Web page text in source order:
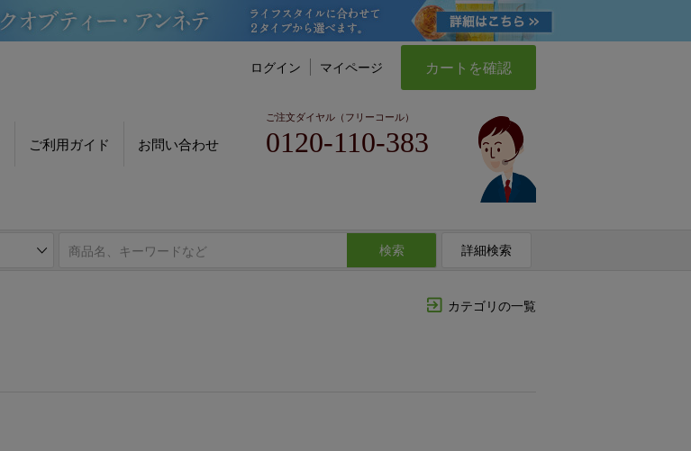
ログイン マイページ カートを確認
ご利用ガイド お問い合わせ
ご注文ダイヤル（フリーコール）
0120-110-383
検索 詳細検索
カテゴリの一覧